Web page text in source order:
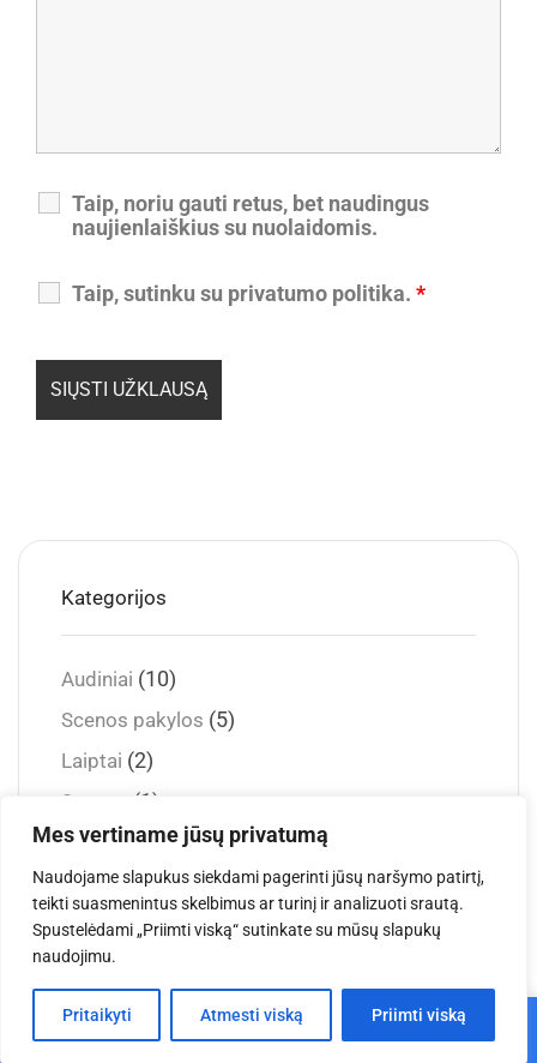
Mes vertiname jūsų privatumą
Naudojame slapukus siekdami pagerinti jūsų naršymo patirtį,
teikti suasmenintus skelbimus ar turinį ir analizuoti srautą.
Spustelėdami „Priimti viską“ sutinkate su mūsų slapukų
naudojimu.
Pritaikyti Atmesti viską Priimti viską
Taip, noriu gauti retus, bet naudingus
naujienlaiškius su nuolaidomis.
Taip, sutinku su privatumo politika. *
Kategorijos
Audiniai (10)
Scenos pakylos (5)
Laiptai (2)
Scenos (1)
Sceninis apšvietimas(1)
Konstrukcijos(1)
Choro pakylos(1)
Pagrindinis Parduotuvė Krepšelis Paskyra